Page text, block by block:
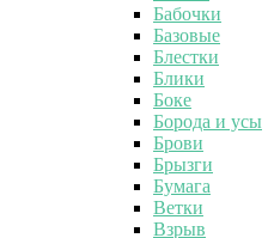
Бабочки
Базовые
Блестки
Блики
Боке
Борода и усы
Брови
Брызги
Бумага
Ветки
Взрыв